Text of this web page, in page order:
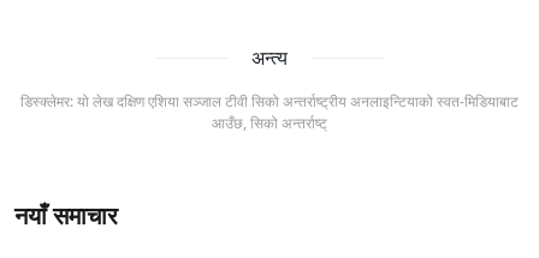
अन्त्य
डिस्क्लेमर: यो लेख दक्षिण एशिया सञ्जाल टीवी सिको अन्तर्राष्ट्रीय अनलाइन्टियाको स्वत-मिडियाबाट
आउँछ, सिको अन्तर्राष्ट्
नयाँ समाचार